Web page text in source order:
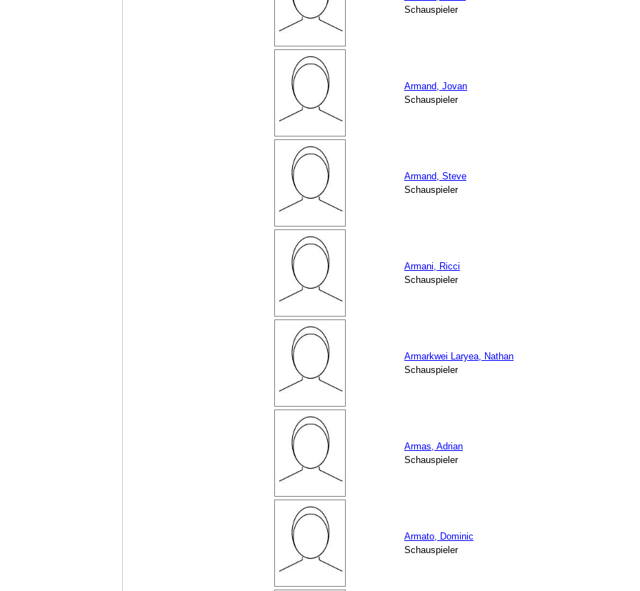
Schauspieler
Armand, Jovan
Schauspieler
Armand, Steve
Schauspieler
Armani, Ricci
Schauspieler
Armarkwei Laryea, Nathan
Schauspieler
Armas, Adrian
Schauspieler
Armato, Dominic
Schauspieler